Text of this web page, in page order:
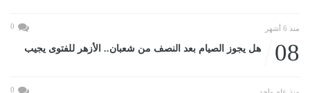
منذ 6 أشهر 0
08 هل يجوز الصيام بعد النصف من شعبان.. الأزهر للفتوى يجيب
0